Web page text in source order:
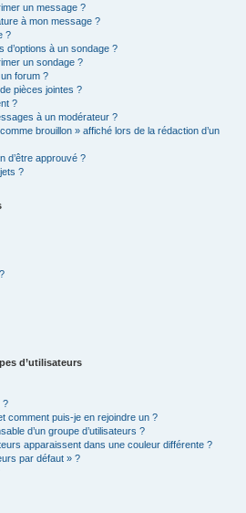
un message ?
à mon message ?
?
d’options à un sondage ?
un sondage ?
forum ?
pièces jointes ?
?
à un modérateur ?
brouillon » affiché lors de la rédaction d’un
d’être approuvé ?
?
d’utilisateurs
?
comment puis-je en rejoindre un ?
d’un groupe d’utilisateurs ?
apparaissent dans une couleur différente ?
par défaut » ?